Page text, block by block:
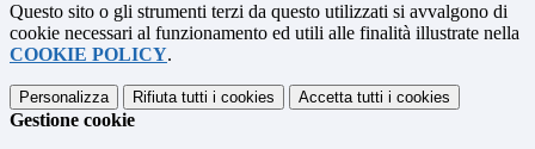
Questo sito o gli strumenti terzi da questo utilizzati si avvalgono di
cookie necessari al funzionamento ed utili alle finalità illustrate nella
COOKIE POLICY.
Personalizza Rifiuta tutti i cookies Accetta tutti i cookies
Gestione cookie